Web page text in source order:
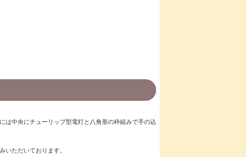
は中央にチューリップ型電灯と八角形の枠組みで手の込
いただいております。